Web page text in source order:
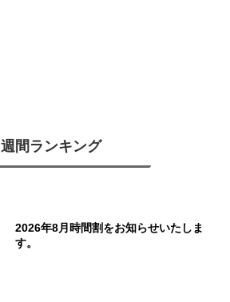
週間ランキング
2026年8月時間割をお知らせいたしま
す。